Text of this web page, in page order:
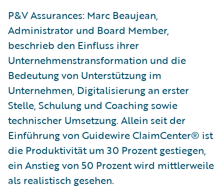
P&V Assurances: Marc Beaujean,
Administrator und Board Member,
beschrieb den Einfluss ihrer
Unternehmenstransformation und die
Bedeutung von Unterstützung im
Unternehmen, Digitalisierung an erster
Stelle, Schulung und Coaching sowie
technischer Umsetzung. Allein seit der
Einführung von Guidewire ClaimCenter® ist
die Produktivität um 30 Prozent gestiegen,
ein Anstieg von 50 Prozent wird mittlerweile
als realistisch gesehen.